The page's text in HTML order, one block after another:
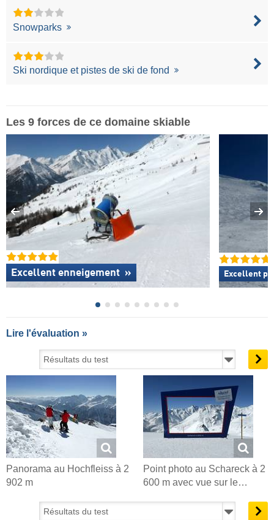
Snowparks
Ski nordique et pistes de ski de fond
Les 9 forces de ce domaine skiable
Excellent enneigement » Excellent
Lire l'évaluation »
Panorama au Hochfleiss à 2
902 m
Point photo au Schareck à 2
600 m avec vue sur le…